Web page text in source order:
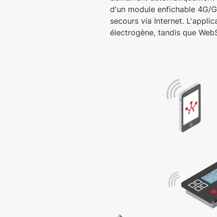
d'un module enfichable 4G/
secours via Internet.
électrogène, tandis que